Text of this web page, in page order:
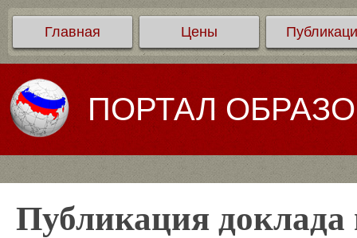
Главная Цены
ПОРТАЛ
Публикация доклада